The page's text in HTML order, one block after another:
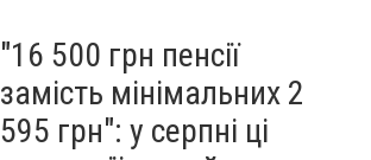
"16 500 грн пенсії
замість мінімальних 2
595 грн": у серпні ці